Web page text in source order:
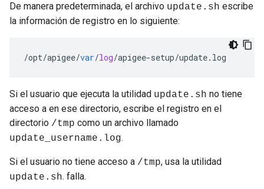
De manera predeterminada, el archivo update.sh escribe
la información de registro en lo siguiente:
/opt/apigee/var/log/apigee-setup/update. log
Si el usuario que ejecuta la utilidad update.sh no tiene
acceso a en ese directorio, escribe el registro en el
directorio /tmp como un archivo llamado
update_username.log.
Si el usuario no tiene acceso a /tmp, usa la utilidad
update.sh. falla.